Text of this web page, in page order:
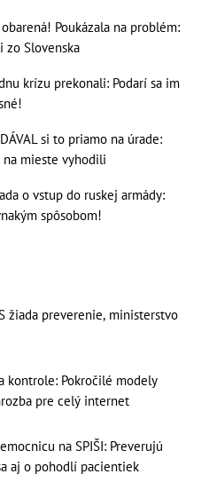
Poukázala na problém:
zo Slovenska
krízu prekonali: Podarí sa im
si to priamo na úrade:
na mieste vyhodili
o vstup do ruskej armády:
spôsobom!
žiada preverenie, ministerstvo
kontrole: Pokročilé modely
pre celý internet
na SPIŠI: Preverujú
aj o pohodlí pacientiek